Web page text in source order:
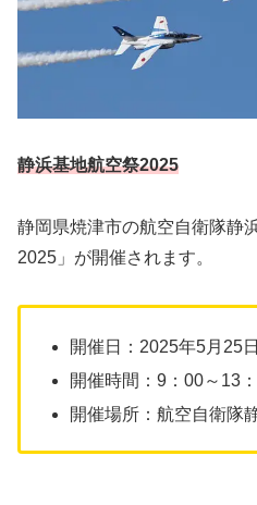
静浜基地航空祭2025
静岡県焼津市の航空自衛隊静
2025」が開催されます。
開催日：2025年5月25
開催時間：9：00～13
開催場所：航空自衛隊